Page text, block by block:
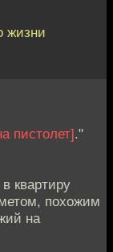
жизни
пистолет]."
квартиру
похожим
на